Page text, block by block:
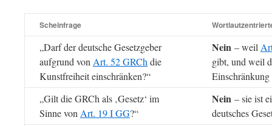
Scheinfrage
„Darf der deutsche Gesetzgeber
aufgrund von Art. 52 GRCh die
Kunstfreiheit einschränken?“
Nein – weil
gibt, und weil
Einschränkung
„Gilt die GRCh als ‚Gesetz‘ im
Sinne von Art. 19 I GG?“
Nein – sie ist
deutsches